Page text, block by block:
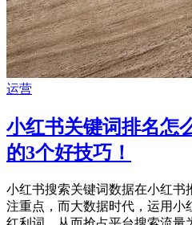
运营
小红书关键词排名怎
的3个好技巧！
小红书搜索关键词数据在小红书
注重点，而大数据时代，运用小